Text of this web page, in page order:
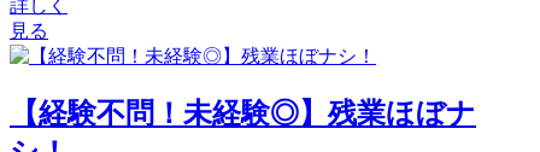
詳しく
見る
【経験不問！未経験◎】残業ほぼナ